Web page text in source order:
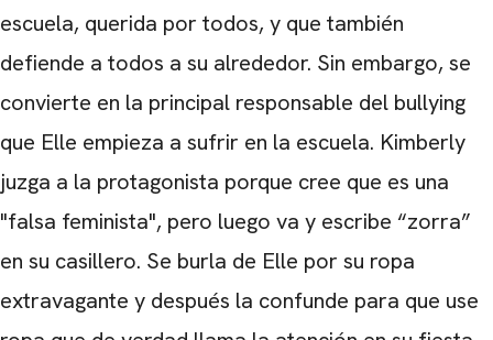
escuela, querida por todos, y que también
defiende a todos a su alrededor. Sin embargo, se
convierte en la principal responsable del bullying
que Elle empieza a sufrir en la escuela. Kimberly
juzga a la protagonista porque cree que es una
"falsa feminista", pero luego va y escribe “zorra”
en su casillero. Se burla de Elle por su ropa
extravagante y después la confunde para que use